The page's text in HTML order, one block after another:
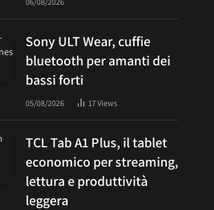
Sony ULT Wear, cuffie
bluetooth per amanti dei
bassi forti
05/08/2026 17Views
TCL Tab A1 Plus, il tablet
economico per streaming,
lettura e produttività
leggera